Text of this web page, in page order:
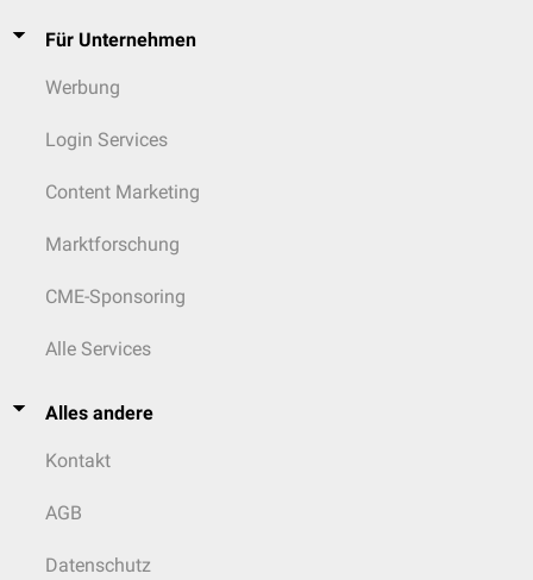
Für Unternehmen
Werbung
Login Services
Content Marketing
Marktforschung
CME-Sponsoring
Alle Services
Alles andere
Kontakt
AGB
Datenschutz